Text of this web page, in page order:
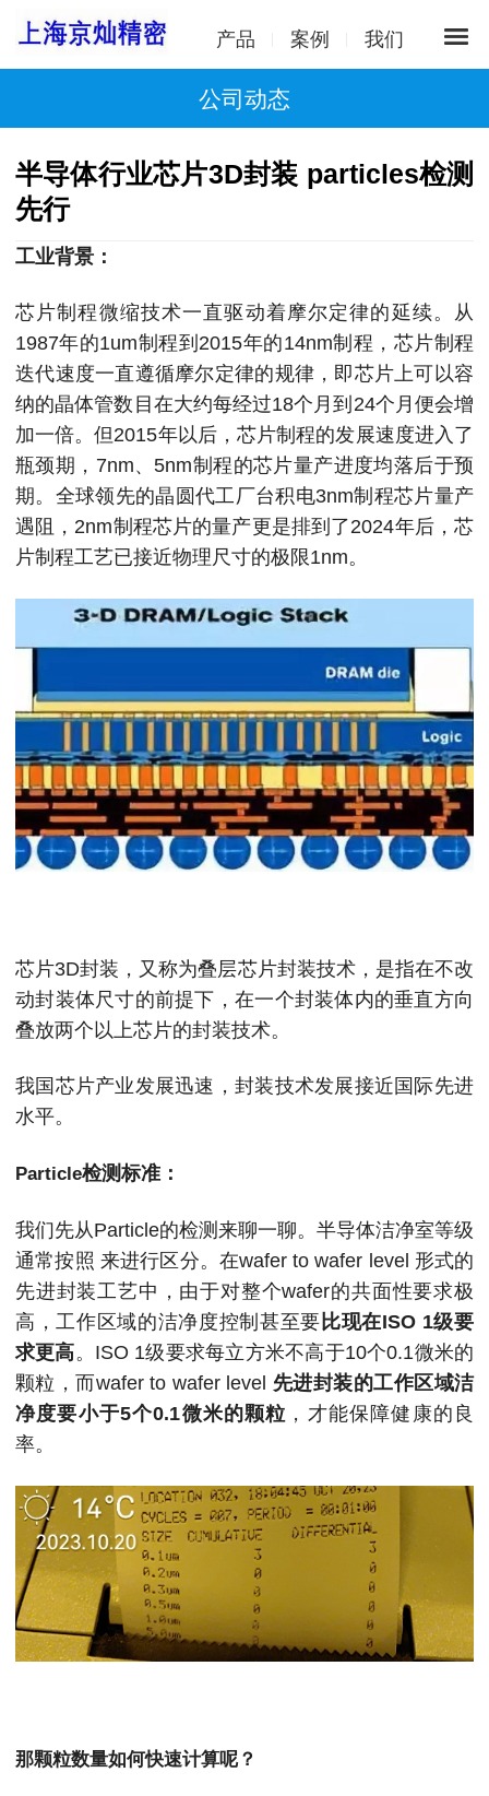
产品 案例 我们
公司动态
半导体行业芯片3D封装 particles检测
先行
工业背景：
芯片制程微缩技术一直驱动着摩尔定律的延续。从
1987年的1um制程到2015年的14nm制程，芯片制程
迭代速度一直遵循摩尔定律的规律，即芯片上可以容
纳的晶体管数目在大约每经过18个月到24个月便会增
加一倍。但2015年以后，芯片制程的发展速度进入了
瓶颈期，7nm、5nm制程的芯片量产进度均落后于预
期。全球领先的晶圆代工厂台积电3nm制程芯片量产
遇阻，2nm制程芯片的量产更是排到了2024年后，芯
片制程工艺已接近物理尺寸的极限1nm。
芯片3D封装，又称为叠层芯片封装技术，是指在不改
动封装体尺寸的前提下，在一个封装体内的垂直方向
叠放两个以上芯片的封装技术。
我国芯片产业发展迅速，封装技术发展接近国际先进
水平。
Particle检测标准：
我们先从Particle的检测来聊一聊。半导体洁净室等级
通常按照 来进行区分。在wafer to wafer level 形式的
先进封装工艺中，由于对整个wafer的共面性要求极
高，工作区域的洁净度控制甚至要 比现在ISO 1级要
求更高。ISO 1级要求每立方米不高于10个0.1微米的
颗粒，而wafer to wafer level 先进封装的工作区域洁
净度要小于5个0.1微米的颗粒 ，才能保障健康的良
率。
那颗粒数量如何快速计算呢？